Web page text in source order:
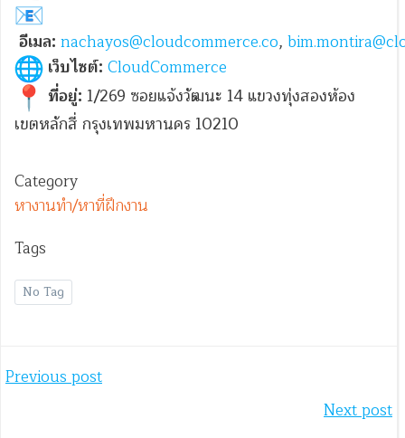
อีเมล: nachayos@cloudcommerce.co,
เว็บไซต์: CloudCommerce
ที่อยู่: 1/269 ซอยแจ้งวัฒนะ 14 แขวงทุ่งสองห้อง
เขตหลักสี่ กรุงเทพมหานคร 10210
Category
หางานทำ/หาที่ฝึกงาน
Tags
No Tag
Post
Previous post
Next post